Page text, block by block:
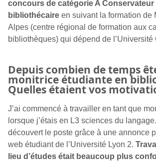
concours de catégorie A Conservateur
bibliothécaire en suivant la formation de
Alpes (centre régional de formation aux
bibliothèques) qui dépend de l’Université
Depuis combien de temps
monitrice étudiante en
Quelles étaient vos
J’ai commencé à travailler en tant que
lorsque j’étais en L3 sciences du
découvert le poste grâce à une annonce
web étudiant de l’Université Lyon 2.
lieu d’études était beaucoup plus